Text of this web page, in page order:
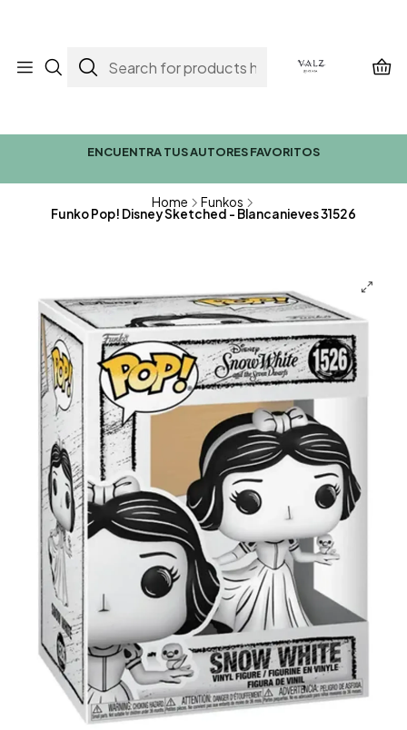
ENCUENTRA TUS AUTORES FAVORITOS
Home Funkos
Funko Pop! Disney Sketched - Blancanieves 31526